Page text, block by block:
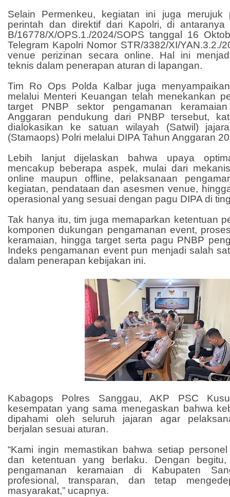
Selain Permenkeu, kegiatan ini juga merujuk
perintah dan direktif dari Kapolri, di antaranya
B/16778/X/OPS.1./2024/SOPS tanggal 16
Telegram Kapolri Nomor STR/3382/XI/YAN.3.2./
venue perizinan secara online. Hal ini
teknis dalam penerapan aturan di lapangan.
Tim Ro Ops Polda Kalbar juga
melalui Menteri Keuangan telah menekankan
target PNBP sektor pengamanan
Anggaran pendukung dari PNBP tersebut,
dialokasikan ke satuan wilayah (Satwil)
(Stamaops) Polri melalui DIPA Tahun Anggaran
Lebih lanjut dijelaskan bahwa upaya
mencakup beberapa aspek, mulai dari
online maupun offline, pelaksanaan
kegiatan, pendataan dan asesmen venue,
operasional yang sesuai dengan pagu DIPA di
Tak hanya itu, tim juga memaparkan ketentuan
komponen dukungan pengamanan event,
keramaian, hingga target serta pagu PNBP
Indeks pengamanan event pun menjadi salah
dalam penerapan kebijakan ini.
Kabagops Polres Sanggau, AKP PSC
kesempatan yang sama menegaskan bahwa
dipahami oleh seluruh jajaran agar
berjalan sesuai aturan.
“Kami ingin memastikan bahwa setiap
dan ketentuan yang berlaku. Dengan
pengamanan keramaian di Kabupaten
profesional, transparan, dan tetap
masyarakat,” ucapnya.